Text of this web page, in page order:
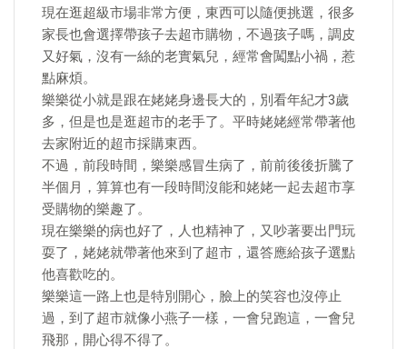
現在逛超級市場非常方便，東西可以隨便挑選，很多
家長也會選擇帶孩子去超市購物，不過孩子嗎，調皮
又好氣，沒有一絲的老實氣兒，經常會闖點小禍，惹
點麻煩。
樂樂從小就是跟在姥姥身邊長大的，別看年紀才3歲
多，但是也是逛超市的老手了。平時姥姥經常帶著他
去家附近的超市採購東西。
不過，前段時間，樂樂感冒生病了，前前後後折騰了
半個月，算算也有一段時間沒能和姥姥一起去超市享
受購物的樂趣了。
現在樂樂的病也好了，人也精神了，又吵著要出門玩
耍了，姥姥就帶著他來到了超市，還答應給孩子選點
他喜歡吃的。
樂樂這一路上也是特別開心，臉上的笑容也沒停止
過，到了超市就像小燕子一樣，一會兒跑這，一會兒
飛那，開心得不得了。